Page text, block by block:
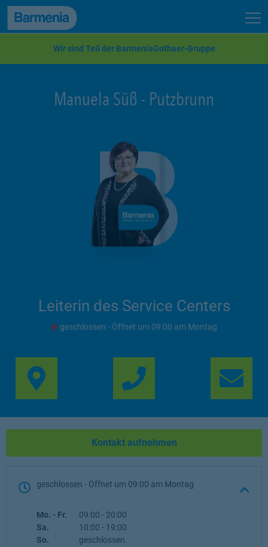
zum Seiteninhalt
Back to top
Wir sind Teil der BarmeniaGothaer-Gruppe
Manuela Süß - Putzbrunn
Leiterin des Service Centers
geschlossen - Öffnet um 09:00 Montag
Link Opens in New
Kontakt aufnehmen
geschlossen - Öffnet um 09:00 Montag
Wochentag Öffnungszeiten
Mo. - Fr. 09:00 - 20:00
Sa.
10:00 - 19:00
So.
geschlossen